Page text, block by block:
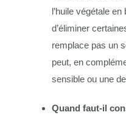
l’huile végétale
d’éliminer
remplace pas un
peut, en
sensible ou une
Quand faut-il